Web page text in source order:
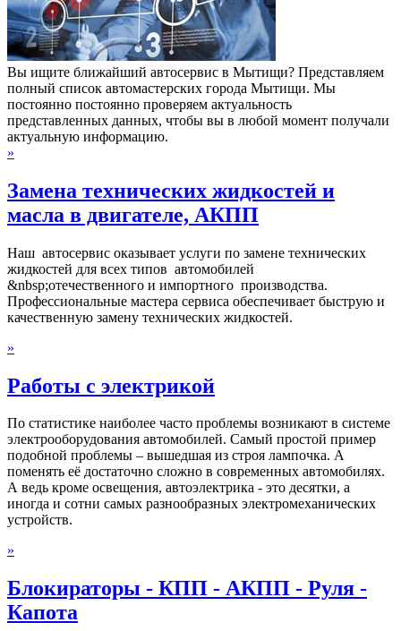
Вы ищите ближайший автосервис в Мытищи? Представляем
полный список автомастерских города Мытищи. Мы
постоянно постоянно проверяем актуальность
представленных данных, чтобы вы в любой момент получали
актуальную информацию.
»
Замена технических жидкостей и
масла в двигателе, АКПП
Наш автосервис оказывает услуги по замене технических
жидкостей для всех типов автомобилей
&nbsp;отечественного и импортного производства.
Профессиональные мастера сервиса обеспечивает быструю и
качественную замену технических жидкостей.
»
Работы с электрикой
По статистике наиболее часто проблемы возникают в системе
электрооборудования автомобилей. Самый простой пример
подобной проблемы – вышедшая из строя лампочка. А
поменять её достаточно сложно в современных автомобилях.
А ведь кроме освещения, автоэлектрика - это десятки, а
иногда и сотни самых разнообразных электромеханических
устройств.
»
Блокираторы - КПП - АКПП - Руля -
Капота